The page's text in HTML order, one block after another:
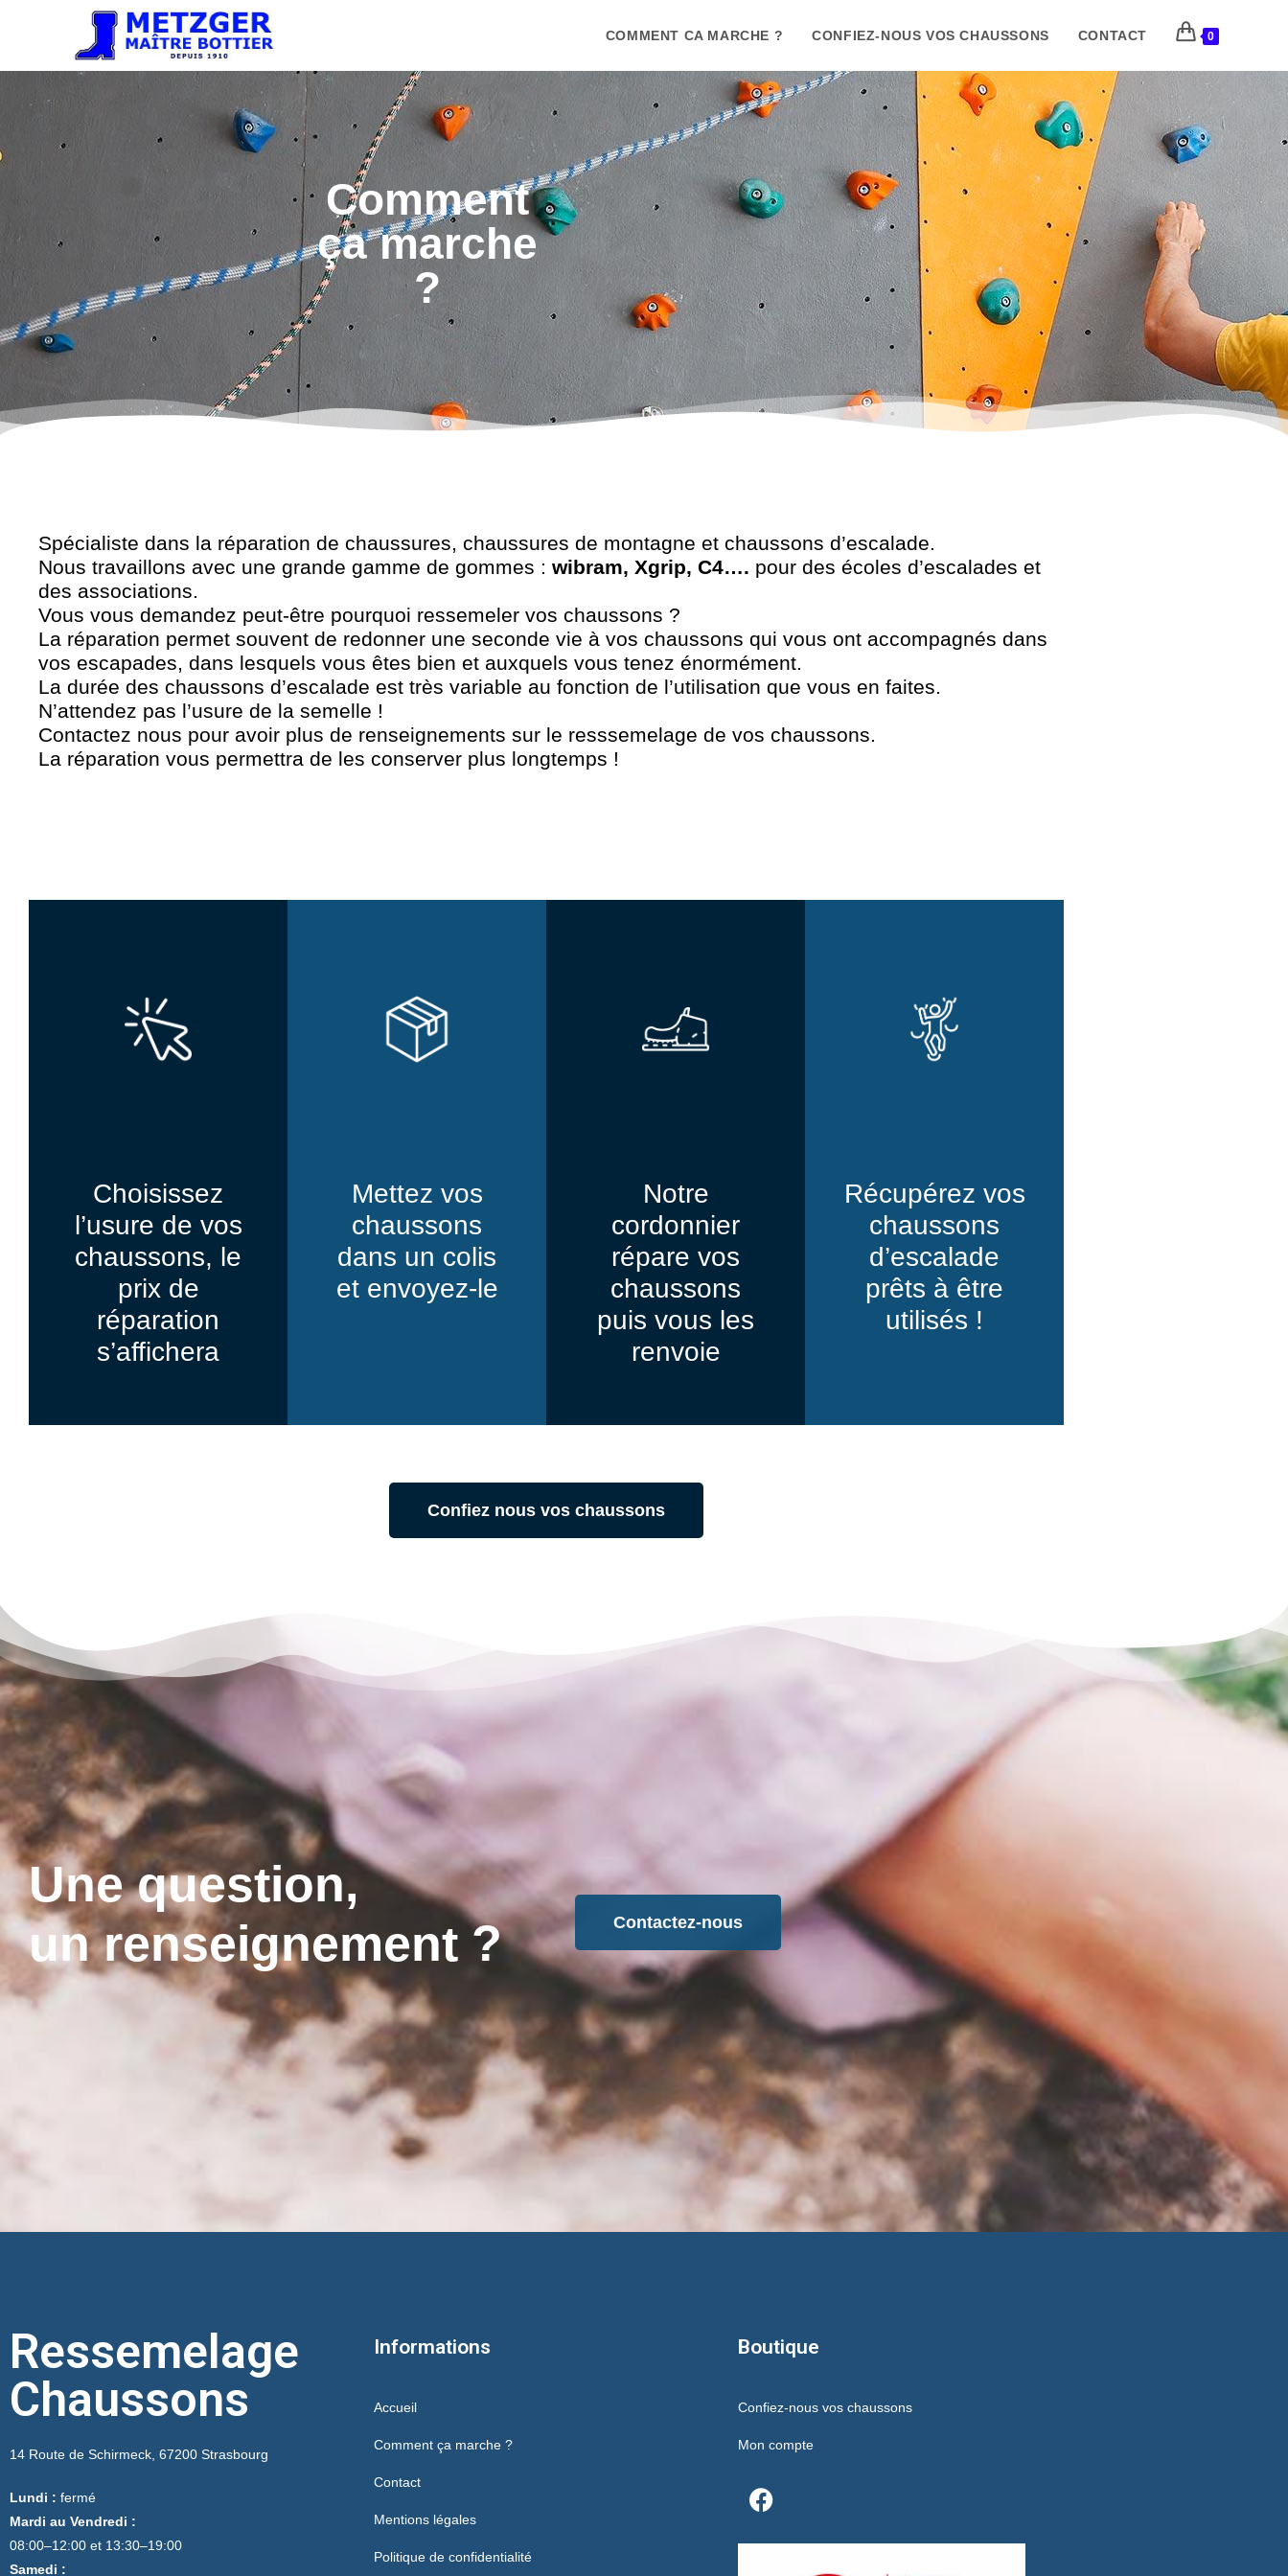
COMMENT CA MARCHE ? CONFIEZ-NOUS VOS CHAUSSONS CONTACT 0
Comment
ça marche
?
Spécialiste dans la réparation de chaussures, chaussures de montagne et chaussons d’escalade.
Nous travaillons avec une grande gamme de gommes : wibram, Xgrip, C4…. pour des écoles d’escalades et
des associations.
Vous vous demandez peut-être pourquoi ressemeler vos chaussons ?
La réparation permet souvent de redonner une seconde vie à vos chaussons qui vous ont accompagnés dans
vos escapades, dans lesquels vous êtes bien et auxquels vous tenez énormément.
La durée des chaussons d’escalade est très variable au fonction de l’utilisation que vous en faites.
N’attendez pas l’usure de la semelle !
Contactez nous pour avoir plus de renseignements sur le resssemelage de vos chaussons.
La réparation vous permettra de les conserver plus longtemps !
Choisissez
l’usure de vos
chaussons, le
prix de
réparation
s’affichera
Mettez vos
chaussons
dans un colis
et envoyez-le
Notre
cordonnier
répare vos
chaussons
puis vous les
renvoie
Récupérez vos
chaussons
d’escalade
prêts à être
utilisés !
Confiez nous vos chaussons
Une question,
un renseignement ?
Contactez-nous
Ressemelage
Chaussons
14 Route de Schirmeck, 67200 Strasbourg
Lundi : fermé
Mardi au Vendredi :
08:00–12:00 et 13:30–19:00
Samedi :
Informations
Accueil
Comment ça marche ?
Contact
Mentions légales
Politique de confidentialité
Boutique
Confiez-nous vos chaussons
Mon compte